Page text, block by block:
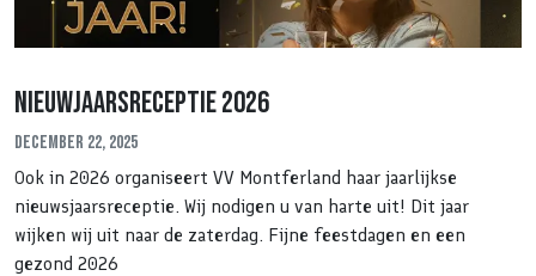
Nieuwjaarsreceptie 2026
December 22, 2025
Ook in 2026 organiseert VV Montferland haar jaarlijkse
nieuwsjaarsreceptie. Wij nodigen u van harte uit! Dit jaar
wijken wij uit naar de zaterdag. Fijne feestdagen en een
gezond 2026